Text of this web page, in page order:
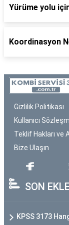
Yürüme yolu
Koordinasyon
Gizlilik Politikası
Kullanıcı
Teklif Hakları ve
Bize Ulaşın
SON
KPSS 3173